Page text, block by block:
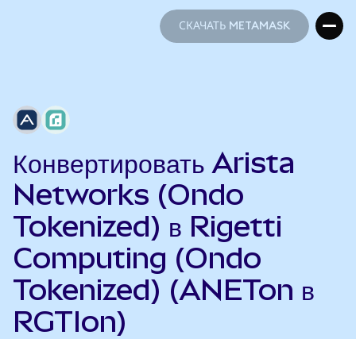
СКАЧАТЬ METAMASK
Конвертировать Arista
Networks (Ondo
Tokenized) в Rigetti
Computing (Ondo
Tokenized) (ANETon в
RGTIon)